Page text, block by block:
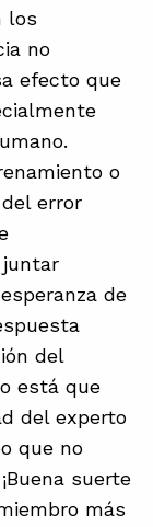
los
no
efecto que
o
error
juntar
de
del
está que
del experto
que no
suerte
más